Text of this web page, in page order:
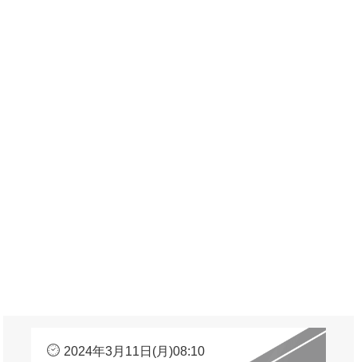
2024年3月11日(月)08:10